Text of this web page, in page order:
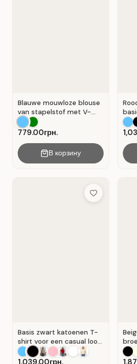
Blauwe mouwloze blouse
van stapelstof met V-
hals. Blauw.
779.00грн.
В корзину
Add to Wish List
Basis zwart katoenen T-
shirt voor een casual look.
Zwart.